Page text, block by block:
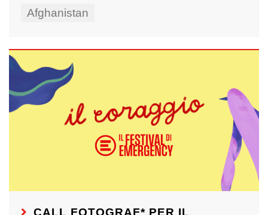
Afghanistan
CALL FOTOGRAF* PER IL